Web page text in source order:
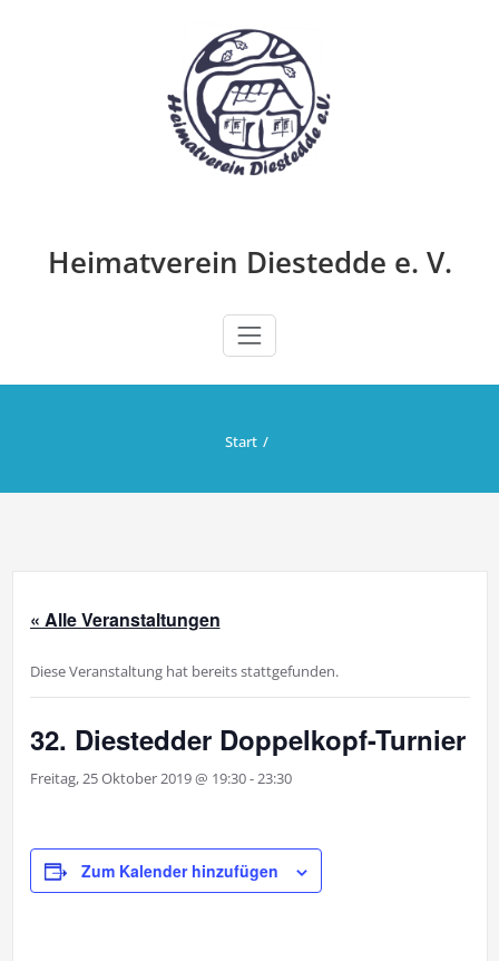
Heimatverein Diestedde e. V.
Start
« Alle Veranstaltungen
Diese Veranstaltung hat bereits stattgefunden.
32. Diestedder Doppelkopf-Turnier
Freitag, 25 Oktober 2019 @ 19:30-23:30
Zum Kalender hinzufügen